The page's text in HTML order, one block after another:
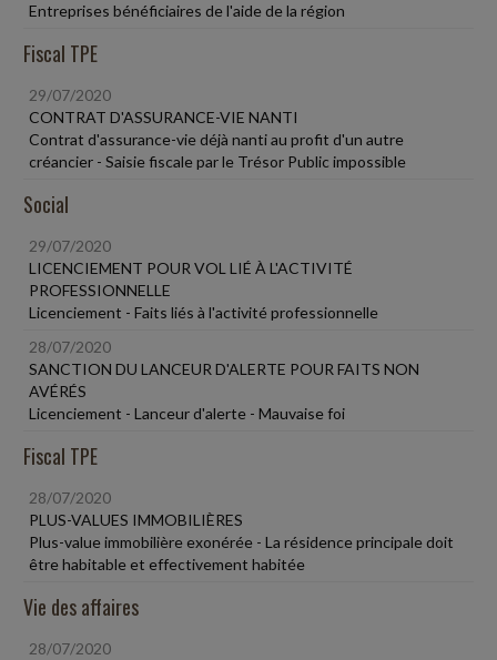
Entreprises bénéficiaires de l'aide de la région
Fiscal TPE
29/07/2020
CONTRAT D'ASSURANCE-VIE NANTI
Contrat d'assurance-vie déjà nanti au profit d'un autre
créancier - Saisie fiscale par le Trésor Public impossible
Social
29/07/2020
LICENCIEMENT POUR VOL LIÉ À L'ACTIVITÉ
PROFESSIONNELLE
Licenciement - Faits liés à l'activité professionnelle
28/07/2020
SANCTION DU LANCEUR D'ALERTE POUR FAITS NON
AVÉRÉS
Licenciement - Lanceur d'alerte - Mauvaise foi
Fiscal TPE
28/07/2020
PLUS-VALUES IMMOBILIÈRES
Plus-value immobilière exonérée - La résidence principale doit
être habitable et effectivement habitée
Vie des affaires
28/07/2020